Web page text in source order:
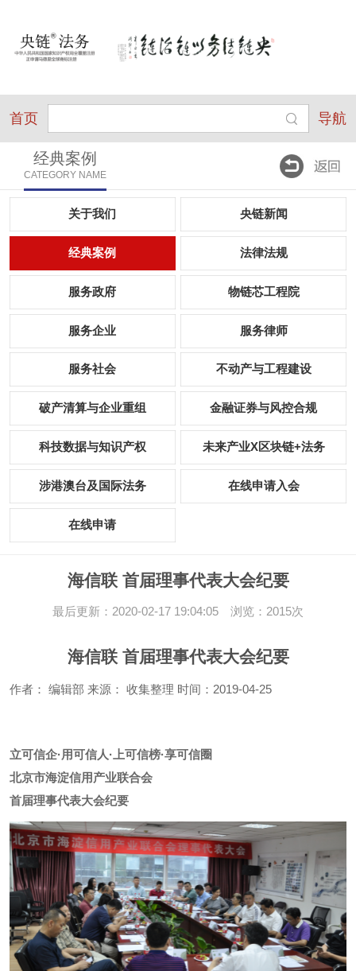
首页 导航
经典案例
CATEGORY NAME
关于我们 央链新闻
经典案例 法律法规
服务政府 物链芯工程院
服务企业 服务律师
服务社会 不动产与工程建设
破产清算与企业重组 金融证券与风控合规
科技数据与知识产权 未来产业X区块链+法务
涉港澳台及国际法务 在线申请入会
在线申请
海信联 首届理事代表大会纪要
最后更新：2020-02-17 19:04:05 浏览：2015次
海信联 首届理事代表大会纪要
作者： 编辑部 来源： 收集整理 时间：2019-04-25
立可信企·用可信人·上可信榜·享可信圈
北京市海淀信用产业联合会
首届理事代表大会纪要